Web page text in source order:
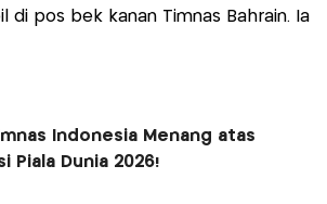
di pos bek kanan Timnas Bahrain. Ia
Indonesia Menang atas
Piala Dunia 2026!